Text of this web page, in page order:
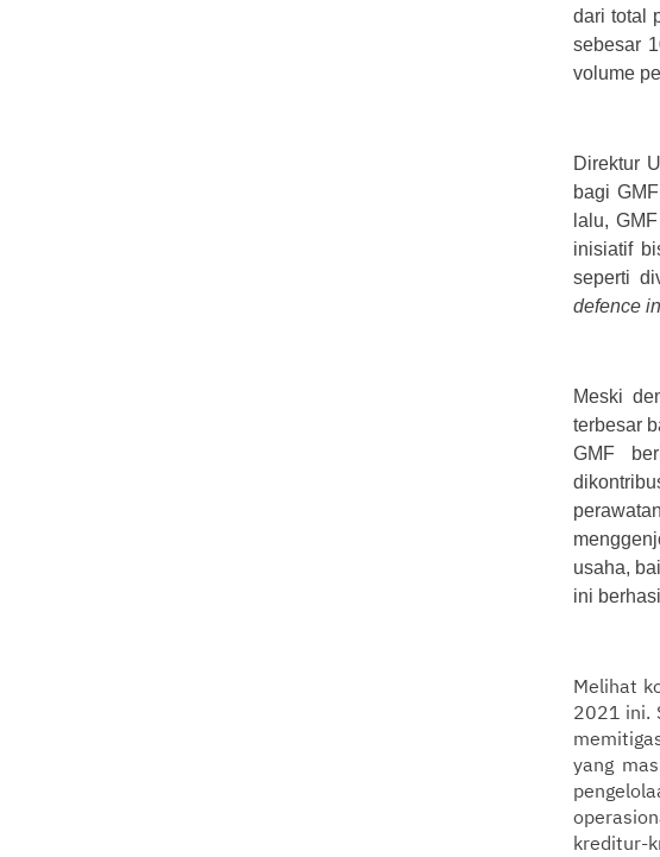
dari total
sebesar
volume
Direktur
bagi
lalu,
inisiatif
seperti
defence
Meski
terbesar
GMF
usaha,
ini
Melihat
2021 ini.
yang
kreditur-